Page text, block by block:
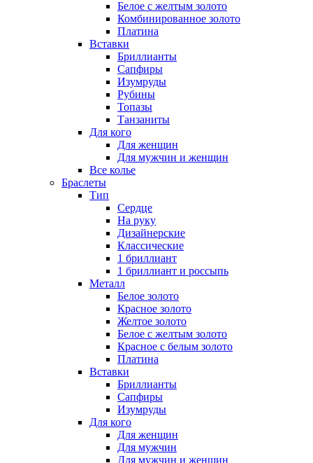
Белое с желтым золото
Комбинированное золото
Платина
Вставки
Бриллианты
Сапфиры
Изумруды
Рубины
Топазы
Танзаниты
Для кого
Для женщин
Для мужчин и женщин
Все колье
Браслеты
Тип
Сердце
На руку
Дизайнерские
Классические
1 бриллиант
1 бриллиант и россыпь
Металл
Белое золото
Красное золото
Желтое золото
Белое с желтым золото
Красное с белым золото
Платина
Вставки
Бриллианты
Сапфиры
Изумруды
Для кого
Для женщин
Для мужчин
Для мужчин и женщин